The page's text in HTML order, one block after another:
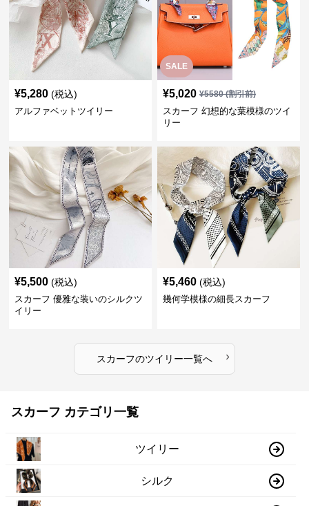
¥5,280 (税込)
アルファベットツイリー
SALE
¥5,020 ¥5580(割引前)
スカーフ 幻想的な葉模様のツイ
リー
¥5,500 (税込)
スカーフ 優雅な装いのシルクツ
イリー
¥5,460 (税込)
幾何学模様の細長スカーフ
スカーフのツイリー一覧へ ›
スカーフ カテゴリ一覧
ツイリー
シルク